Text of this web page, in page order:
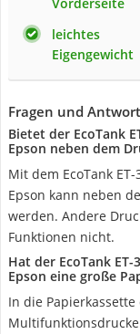
leichtes
Eigengewicht
Fragen und
Bietet der EcoTank
Epson neben dem
Mit dem EcoTank
Epson kann neben
werden. Andere
Funktionen nicht.
Hat der EcoTank
Epson eine große
In die Papierkassette